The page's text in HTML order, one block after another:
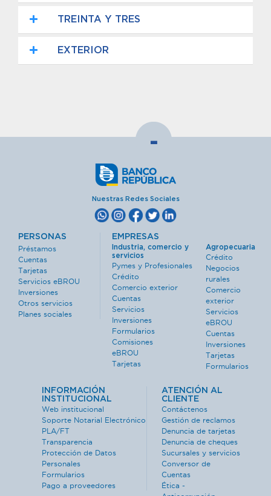
TREINTA Y TRES
EXTERIOR
-
Nuestras Redes Sociales
PERSONAS
Préstamos
Cuentas
Tarjetas
Servicios eBROU
Inversiones
Otros servicios
Planes sociales
EMPRESAS
Industria, comercio y
servicios
Pymes y Profesionales
Crédito
Comercio exterior
Cuentas
Servicios
Inversiones
Formularios
Comisiones
eBROU
Tarjetas
Agropecuaria
Crédito
Negocios
rurales
Comercio
exterior
Servicios
eBROU
Cuentas
Inversiones
Tarjetas
Formularios
INFORMACIÓN
INSTITUCIONAL
Web institucional
Soporte Notarial Electrónico
PLA/FT
Transparencia
Protección de Datos
Personales
Formularios
Pago a proveedores
ATENCIÓN AL
CLIENTE
Contáctenos
Gestión de reclamos
Denuncia de tarjetas
Denuncia de cheques
Sucursales y servicios
Conversor de
Cuentas
Ética -